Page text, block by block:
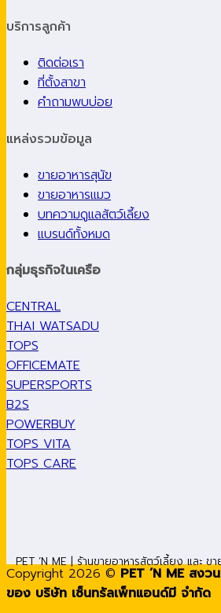
บริการลูกค้า
ติดต่อเรา
ที่ตั้งสาขา
คำถามพบบ่อย
แหล่งรวมข้อมูล
ขายอาหารสุนัข
ขายอาหารแมว
บทความดูแลสัตว์เลี้ยง
แบรนด์ทั้งหมด
กลุ่มธุรกิจในเครือ
CENTRAL
THAI WATSADU
TOPS
OFFICEMATE
SUPERSPORTS
B2S
POWERBUY
TOPS VITA
TOPS CARE
PET ’N ME | ร้านขายอาหารสัตว์เลี้ยง และ
Copyright 2026 © PET ’N ME สง
ของ บริษัท เซ็นทรัลเพ็ทแอนด์มี จำกัด